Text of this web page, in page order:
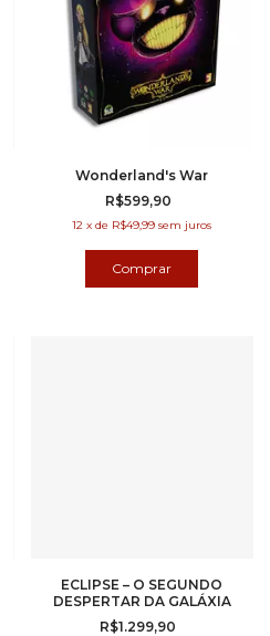
Wonderland's War
R$599,90
12 xde R$49,99 sem juros
ECLIPSE – O SEGUNDO
DESPERTAR DA GALÁXIA
R$1.299,90